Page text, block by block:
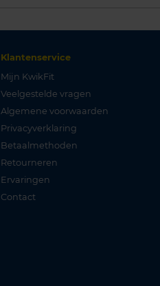
Klantenservice
Mijn KwikFit
Veelgestelde vragen
Algemene voorwaarden
Privacyverklaring
Betaalmethoden
Retourneren
Ervaringen
Contact